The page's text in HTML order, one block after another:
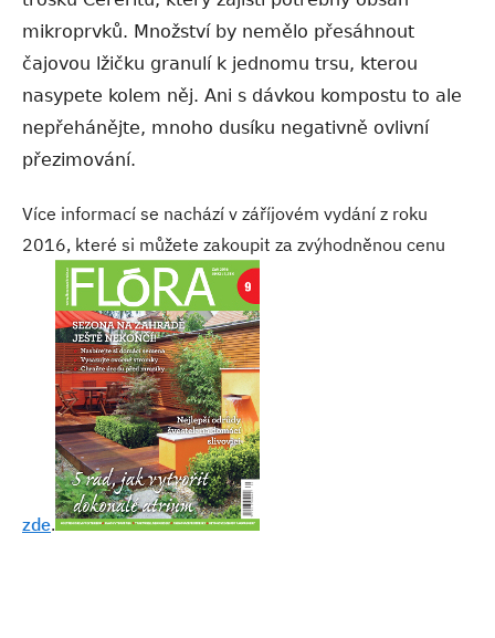
mikroprvků. Množství by nemělo přesáhnout
čajovou lžičku granulí k jednomu trsu, kterou
nasypete kolem něj. Ani s dávkou kompostu to ale
nepřehánějte, mnoho dusíku negativně ovlivní
přezimování.
Více informací se nachází v záříjovém vydání z roku
2016, které si můžete zakoupit za zvýhodněnou cenu
zde.